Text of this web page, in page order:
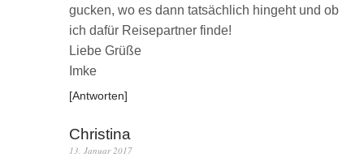
gucken, wo es dann tatsächlich hingeht und ob
ich dafür Reisepartner finde!
Liebe Grüße
Imke
Antworten
Christina
13. Januar 2017